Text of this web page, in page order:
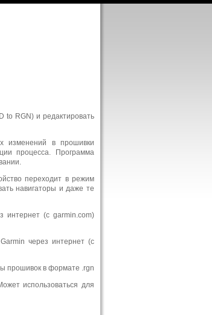
to RGN) и редактировать
изменений в прошивки
процесса. Программа
переходит в режим
навигаторы и даже те
интернет (с garmin.com)
через интернет (с
прошивок в формате .rgn
использоваться для